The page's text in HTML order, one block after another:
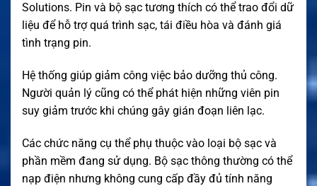
Solutions. Pin và bộ sạc tương thích có thể trao đổi dữ
liệu để hỗ trợ quá trình sạc, tái điều hòa và đánh giá
tình trạng pin.
Hệ thống giúp giảm công việc bảo dưỡng thủ công.
Người quản lý cũng có thể phát hiện những viên pin
suy giảm trước khi chúng gây gián đoạn liên lạc.
Các chức năng cụ thể phụ thuộc vào loại bộ sạc và
phần mềm đang sử dụng. Bộ sạc thông thường có thể
nạp điện nhưng không cung cấp đầy đủ tính năng